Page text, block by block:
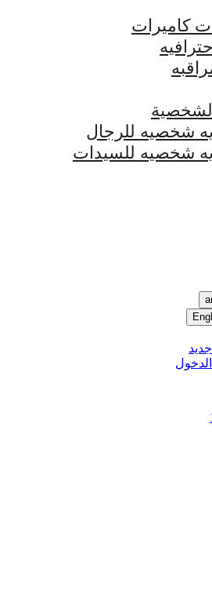
كاميرات
الشخصية
شخصيه للرجال
شخصيه للسيدات